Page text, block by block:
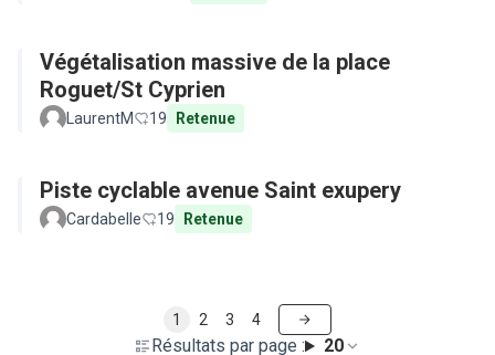
Végétalisation massive de la place
Roguet/St Cyprien
LaurentM 19 Retenue
Piste cyclable avenue Saint exupery
Cardabelle 19 Retenue
Résultats par page : 20
1 2 3 4